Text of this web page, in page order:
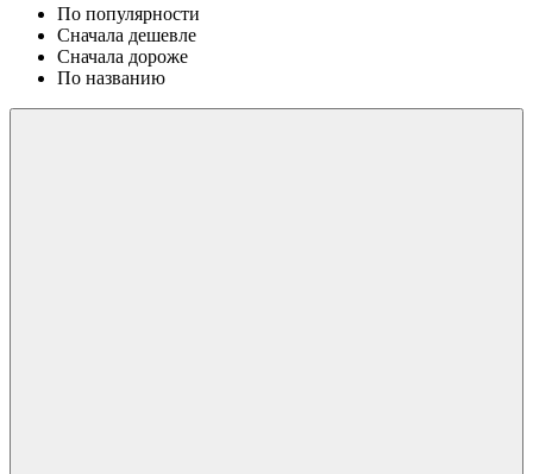
По популярности
Сначала дешевле
Сначала дороже
По названию